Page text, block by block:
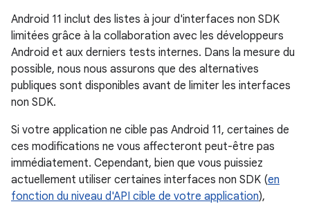
Android 11 inclut des listes à jour d'interfaces non SDK
limitées grâce à la collaboration avec les développeurs
Android et aux derniers tests internes. Dans la mesure du
possible, nous nous assurons que des alternatives
publiques sont disponibles avant de limiter les interfaces
non SDK.
Si votre application ne cible pas Android 11, certaines de
ces modifications ne vous affecteront peut-être pas
immédiatement. Cependant, bien que vous puissiez
actuellement utiliser certaines interfaces non SDK (en
fonction du niveau d'API cible de votre application),